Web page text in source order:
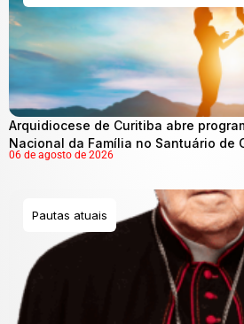
Arquidiocese de Curitiba abre
Nacional da Família no Santuário de
06 de agosto de 2026
Pautas atuais